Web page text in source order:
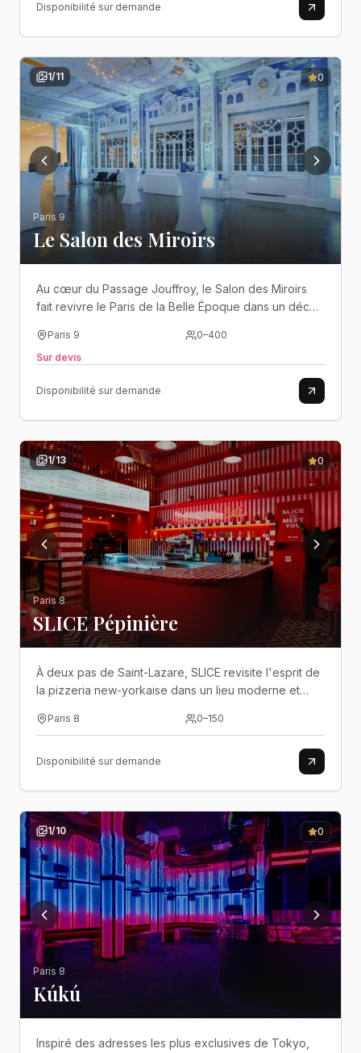
Disponibilité sur demande
1/11 0
Paris 9
Le Salon des Miroirs
Au cœur du Passage Jouffroy, le Salon des Miroirs
fait revivre le Paris de la Belle Époque dans un décor
intemporelle..
Paris 9 0–400
Sur devis
Disponibilité sur demande
1/13 0
Paris 8
SLICE Pépinière
À deux pas de Saint-Lazare, SLICE revisite l'esprit de
la pizzeria new-yorkaise dans un lieu moderne et
ambiance festive se prêtent à tous vos événements..
Paris 8 0–150
Disponibilité sur demande
1/10 0
Paris 8
Kúkú
Inspiré des adresses les plus exclusives de Tokyo,